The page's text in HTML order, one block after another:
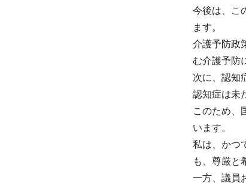
今後は、こ
ます。
介護予防政
む介護予防
次に、認知
認知症は未
このため、
います。
私は、かつ
も、尊厳と
一方、議員